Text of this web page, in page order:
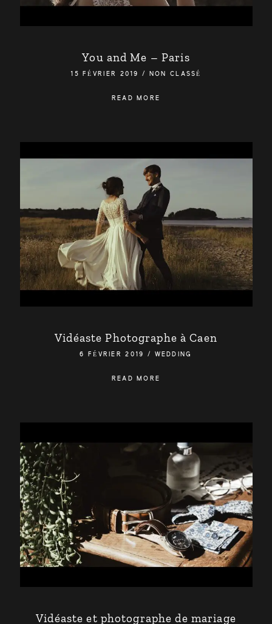
You and Me – Paris
15 FÉVRIER 2019/ NON CLASSÉ
READ MORE
Vidéaste Photographe à Caen
6 FÉVRIER 2019 / WEDDING
READ MORE
Vidéaste et photographe de mariage